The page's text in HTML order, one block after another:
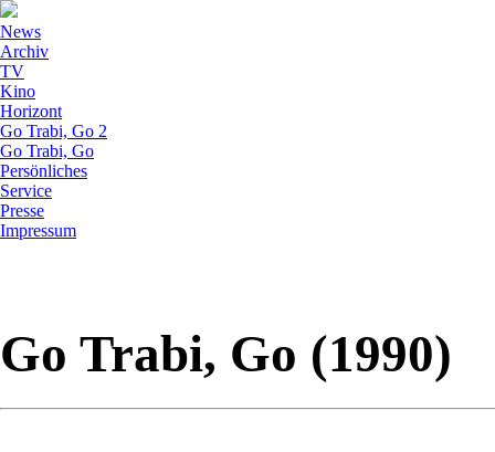
News
Archiv
TV
Kino
Horizont
Go Trabi, Go 2
Go Trabi, Go
Persönliches
Service
Presse
Impressum
Go Trabi, Go (1990)